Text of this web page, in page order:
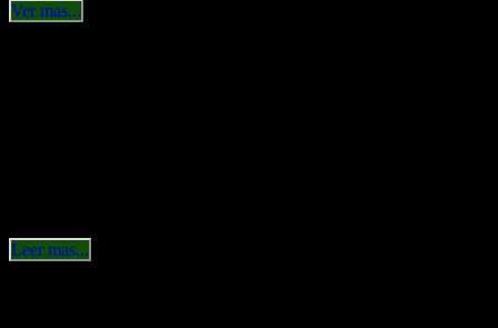
Ver mas...
Leer mas...